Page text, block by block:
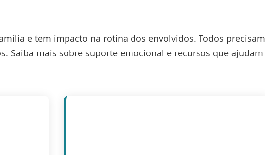
e tem impacto na rotina dos envolvidos. Todos precisam
Saiba mais sobre suporte emocional e recursos que ajudam